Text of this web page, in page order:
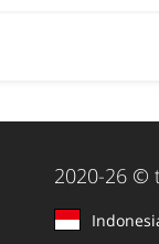
2020-26©